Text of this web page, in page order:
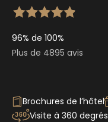
96% de 100%
Plus de 4895 avis
Brochures de l’hôtel
Visite à 360 degrés